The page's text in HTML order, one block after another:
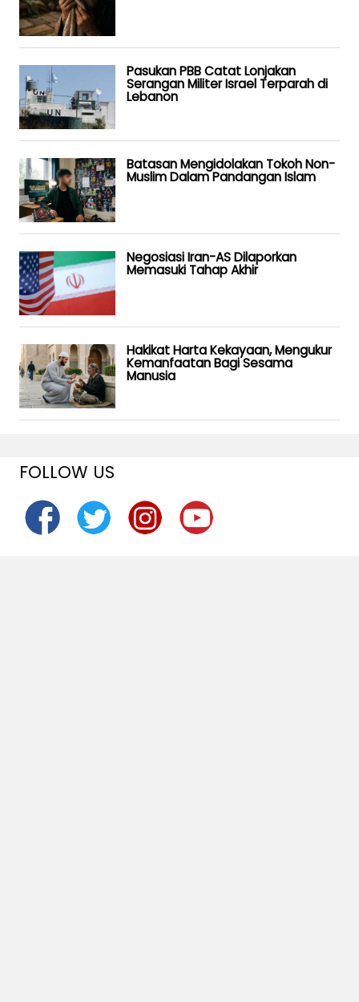
Pasukan PBB Catat Lonjakan
Serangan Militer Israel Terparah di
Lebanon
Batasan Mengidolakan Tokoh Non-
Muslim Dalam Pandangan Islam
Negosiasi Iran-AS Dilaporkan
Memasuki Tahap Akhir
Hakikat Harta Kekayaan, Mengukur
Kemanfaatan Bagi Sesama
Manusia
FOLLOW US